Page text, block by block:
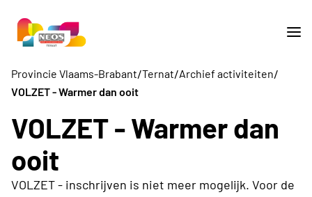
Provincie Vlaams-Brabant/Ternat/Archief activiteiten/
VOLZET - Warmer dan ooit
VOLZET - Warmer dan
ooit
VOLZET - inschrijven is niet meer mogelijk. Voor de